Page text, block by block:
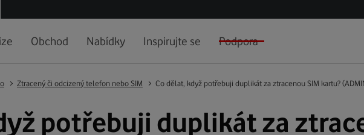
Obchod Nabídky Inspirujte se Podpora
Ztracený či odcizený telefon nebo SIM Co dělat, když potřebuji duplikát za ztracenou SIM kartu?
potřebuji duplikát za